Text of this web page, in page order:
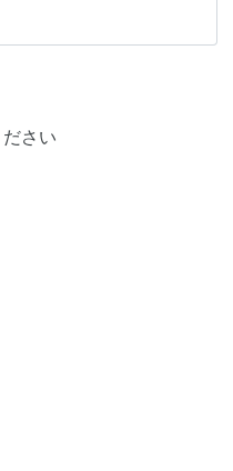
さい